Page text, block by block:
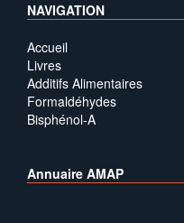
NAVIGATION
Accueil
Livres
Additifs Alimentaires
Formaldéhydes
Bisphénol-A
Annuaire AMAP